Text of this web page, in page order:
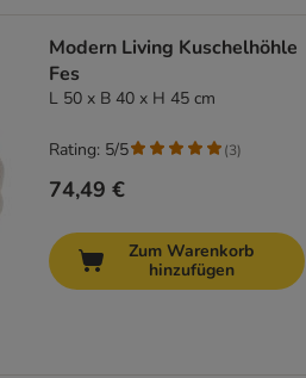
Modern Living Kuschelhöhle
Fes
L 50 x B 40 x H 45 cm
74,49 €
Rating: 5/5 (3)
Zum Warenkorb
hinzufügen